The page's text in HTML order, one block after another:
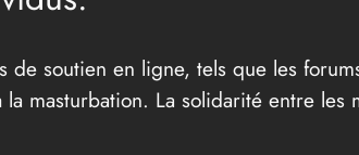
soutien en ligne, tels que les
masturbation. La solidarité entre